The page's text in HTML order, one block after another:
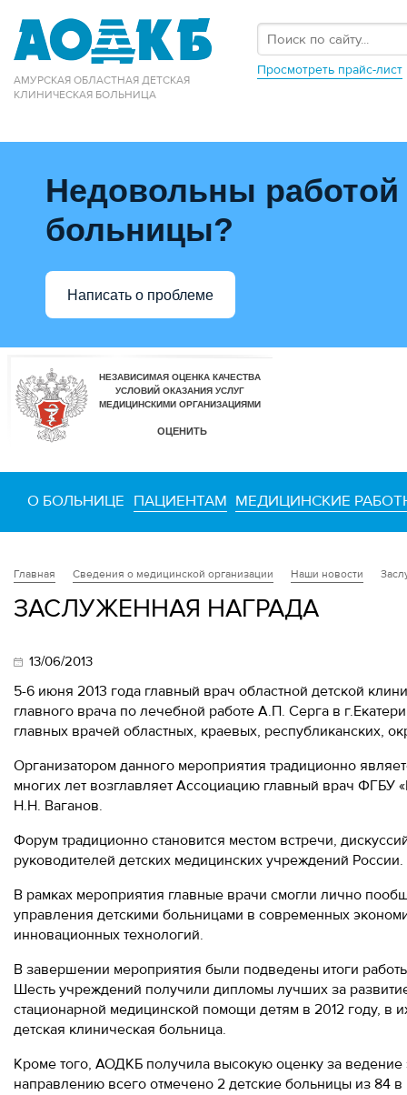
АМУРСКАЯ ОБЛАСТНАЯ ДЕТСКАЯ
КЛИНИЧЕСКАЯ БОЛЬНИЦА
Просмотреть прайс-лист
Недовольны работой
больницы?
Написать о проблеме
О БОЛЬНИЦЕ ПАЦИЕНТАМ МЕДИЦИНСКИЕ
Главная Сведения о медицинской организации Наши новости
ЗАСЛУЖЕННАЯ НАГРАДА
13/06/2013
5-6 июня 2013 года главный врач областной детской
главного врача по лечебной работе А.П. Серга в
главных врачей областных, краевых, республиканских,
Организатором данного мероприятия традиционно
многих лет возглавляет Ассоциацию главный врач ФГБУ
Н.Н. Ваганов.
Форум традиционно становится местом встречи,
руководителей детских медицинских учреждений России.
В рамках мероприятия главные врачи смогли лично
управления детскими больницами в современных
инновационных технологий.
В завершении мероприятия были подведены итоги
Шесть учреждений получили дипломы лучших за
стационарной медицинской помощи детям в 2012 году, в
детская клиническая больница.
Кроме того, АОДКБ получила высокую оценку за ведение
направлению всего отмечено 2 детские больницы из 84 в